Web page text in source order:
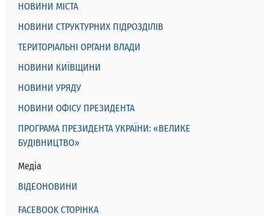
НОВИНИ МІСТА
НОВИНИ СТРУКТУРНИХ ПІДРОЗДІЛІВ
ТЕРИТОРІАЛЬНІ ОРГАНИ ВЛАДИ
НОВИНИ КИЇВЩИНИ
НОВИНИ УРЯДУ
НОВИНИ ОФІСУ ПРЕЗИДЕНТА
ПРОГРАМА ПРЕЗИДЕНТА УКРАЇНИ: «ВЕЛИКЕ
БУДІВНИЦТВО»
Медіа
ВІДЕОНОВИНИ
FACEBOOK СТОРІНКА